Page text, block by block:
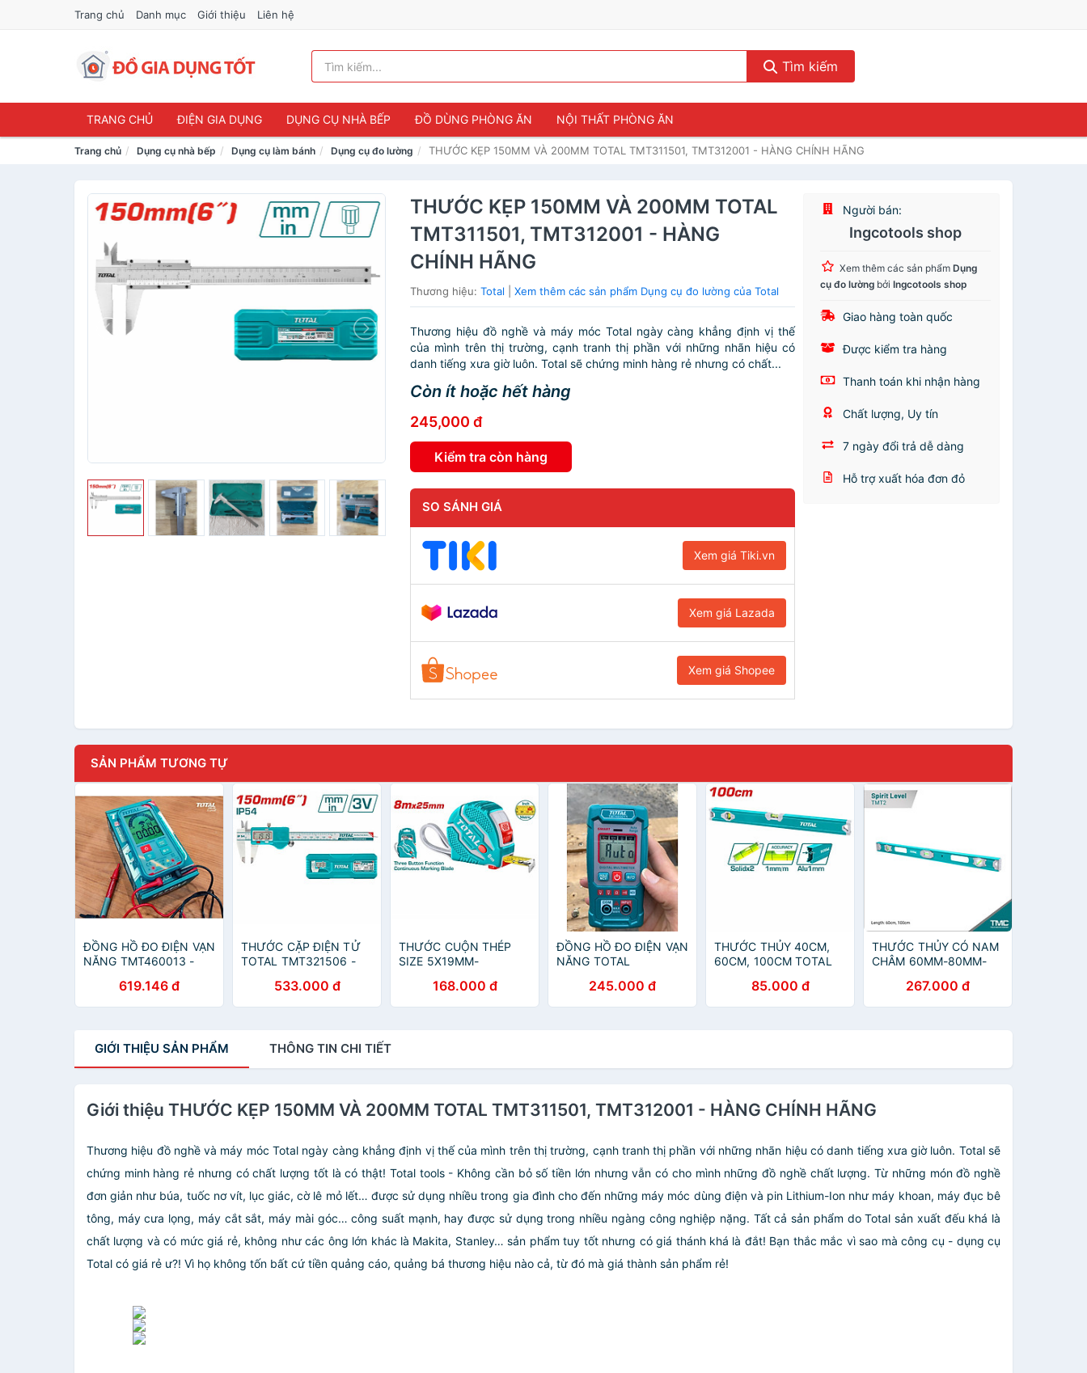
Trang chủ Danh mục Giới thiệu Liên hệ
Tìm kiếm
TRANG CHỦ ĐIỆN GIA DỤNG DỤNG CỤ NHÀ BẾP ĐỒ DÙNG PHÒNG ĂN NỘI THẤT PHÒNG ĂN
Trang chủ Dụng cụ nhà bếp Dụng cụ làm bánh Dụng cụ đo lường THƯỚC KẸP 150MM VÀ 200MM TOTAL TMT311501, TMT312001 - HÀNG CHÍNH HÃNG
THƯỚC KẸP 150MM VÀ 200MM TOTAL
TMT311501, TMT312001 - HÀNG
CHÍNH HÃNG
Thương hiệu:Total |Xem thêm các sản phẩm Dụng cụ đo lường của Total
Thương hiệu đồ nghề và máy móc Total ngày càng khẳng định vị thế
của mình trên thị trường, cạnh tranh thị phần với những nhãn hiệu có
danh tiếng xưa giờ luôn. Total sẽ chứng minh hàng rẻ nhưng có chất...
Còn ít hoặc hết hàng
245,000 đ
Kiểm tra còn hàng
SO SÁNH GIÁ
Xem giá Tiki.vn
Xem giá Lazada
Xem giá Shopee
Người bán:
Ingcotools shop
Xem thêm các sản phẩmDụng
cụ đo lường bởiIngcotools shop
Giao hàng toàn quốc
Được kiểm tra hàng
Thanh toán khi nhận hàng
Chất lượng, Uy tín
7 ngày đổi trả dễ dàng
Hỗ trợ xuất hóa đơn đỏ
SẢN PHẨM TƯƠNG TỰ
ĐỒNG HỒ ĐO ĐIỆN VẠN
NĂNG TMT460013 -
619.146 đ
THƯỚC CẶP ĐIỆN TỬ
TOTAL TMT321506 -
533.000 đ
THƯỚC CUỘN THÉP
SIZE 5X19MM-
HÀNG CHÍNH HÃNG
168.000 đ
ĐỒNG HỒ ĐO ĐIỆN VẠN
NĂNG TOTAL
CHÍNH HÃNG
245.000 đ
THƯỚC THỦY 40CM,
60CM, 100CM TOTAL
TMT210036 - HÀNG
CHÍNH HÃNG
85.000 đ
THƯỚC THỦY CÓ NAM
CHÂM 60MM-80MM-
- HÀNG CHÍNH HÃNG
267.000 đ
GIỚI THIỆU SẢN PHẨM THÔNG TIN CHI TIẾT
Giới thiệu THƯỚC KẸP 150MM VÀ 200MM TOTAL TMT311501, TMT312001 - HÀNG CHÍNH HÃNG
Thương hiệu đồ nghề và máy móc Total ngày càng khẳng định vị thế của mình trên thị trường, cạnh tranh thị phần với những nhãn hiệu có danh tiếng xưa giờ luôn. Total sẽ
chứng minh hàng rẻ nhưng có chất lượng tốt là có thật! Total tools - Không cần bỏ số tiền lớn nhưng vẫn có cho mình những đồ nghề chất lượng. Từ những món đồ nghề
đơn giản như búa, tuốc nơ vít, lục giác, cờ lê mỏ lết… được sử dụng nhiều trong gia đình cho đến những máy móc dùng điện và pin Lithium-Ion như máy khoan, máy đục bê
tông, máy cưa lọng, máy cắt sắt, máy mài góc… công suất mạnh, hay được sử dụng trong nhiều ngàng công nghiệp nặng. Tất cả sản phẩm do Total sản xuất đếu khá là
chất lượng và có mức giá rẻ, không như các ông lớn khác là Makita, Stanley… sản phẩm tuy tốt nhưng có giá thánh khá là đắt! Bạn thắc mắc vì sao mà công cụ - dụng cụ
Total có giá rẻ ư?! Vì họ không tốn bất cứ tiền quảng cáo, quảng bá thương hiệu nào cả, từ đó mà giá thành sản phẩm rẻ!